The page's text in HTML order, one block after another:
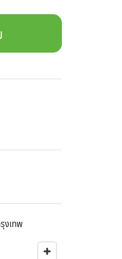
งเทพ